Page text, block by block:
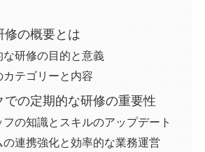
修の概要とは
な研修の目的と意義
カテゴリーと内容
での定期的な研修の重要性
フの知識とスキルのアップデート
の連携強化と効率的な業務運営